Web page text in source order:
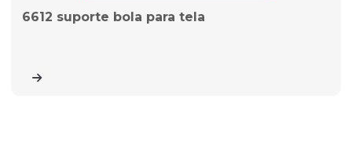
6612 suporte bola para tela